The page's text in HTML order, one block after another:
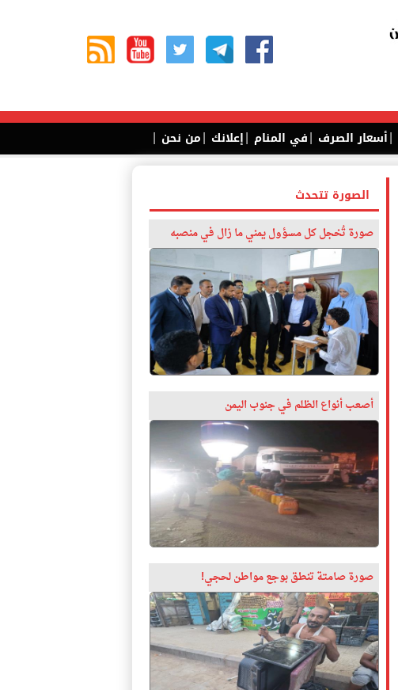
|أسعار الصرف |في المنام |إعلانك |من نحن |
الصورة تتحدث
صورة تُخجل كل مسؤول يمني ما زال في منصبه
أصعب أنواع الظلم في جنوب اليمن
صورة صامتة تنطق بوجع مواطن لحجي!